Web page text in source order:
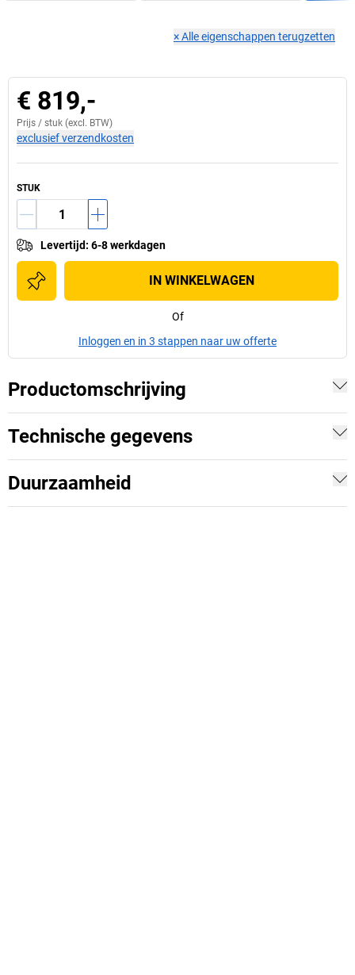
×Alle eigenschappen terugzetten
€ 819,-
Prijs / stuk (excl. BTW)
exclusief verzendkosten
STUK
Levertijd: 6-8 werkdagen
IN WINKELWAGEN
Of
Inloggen en in 3 stappen naar uw offerte
Productomschrijving
Technische gegevens
Duurzaamheid